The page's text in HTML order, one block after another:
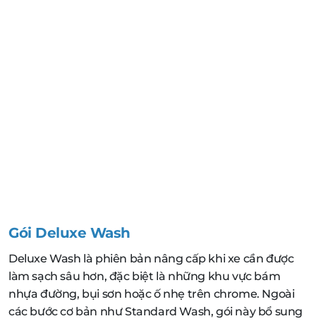
Gói Deluxe Wash
Deluxe Wash là phiên bản nâng cấp khi xe cần được
làm sạch sâu hơn, đặc biệt là những khu vực bám
nhựa đường, bụi sơn hoặc ố nhẹ trên chrome. Ngoài
các bước cơ bản như Standard Wash, gói này bổ sung